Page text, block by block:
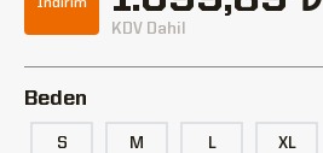
İndirim
KDV Dahil
Beden
S M L XL